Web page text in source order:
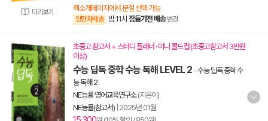
미리보기 책소개페이지에서 분철 선택 가능
양탄자배송 밤 11시 잠들기전 배송 변경
초중고 참고서 + 스터디 플래너 · 미니 콜드컵 (초중고참고서 3만원
이상)
수능 딥독 중학 수능 독해 LEVEL 2 -수능 딥독 중학 수
능 독해 2
NE능률 영어교육연구소(지은이)
NE능률(참고서) 2025년 01월